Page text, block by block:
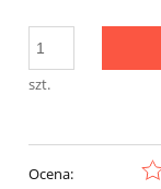
szt.
Ocena: